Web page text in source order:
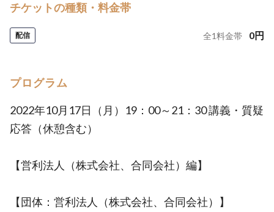
チケットの種類・料金帯
配信 全1料金帯 0円
プログラム
2022年10月17日（月）19：00～21：30 講義・質疑
応答（休憩含む）
【営利法人（株式会社、合同会社）編】
【団体：営利法人（株式会社、合同会社）】